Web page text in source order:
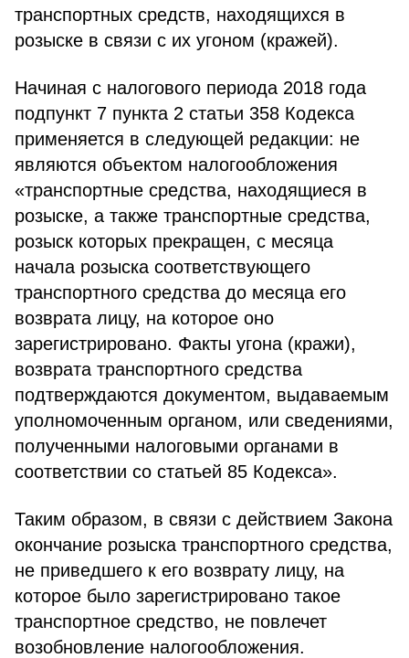
транспортных средств, находящихся в
розыске в связи с их угоном (кражей).
Начиная с налогового периода 2018 года
подпункт 7 пункта 2 статьи 358 Кодекса
применяется в следующей редакции: не
являются объектом налогообложения
«транспортные средства, находящиеся в
розыске, а также транспортные средства,
розыск которых прекращен, с месяца
начала розыска соответствующего
транспортного средства до месяца его
возврата лицу, на которое оно
зарегистрировано. Факты угона (кражи),
возврата транспортного средства
подтверждаются документом, выдаваемым
уполномоченным органом, или сведениями,
полученными налоговыми органами в
соответствии со статьей 85 Кодекса».
Таким образом, в связи с действием Закона
окончание розыска транспортного средства,
не приведшего к его возврату лицу, на
которое было зарегистрировано такое
транспортное средство, не повлечет
возобновление налогообложения.